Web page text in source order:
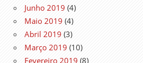
Junho 2019 (4)
Maio 2019 (4)
Abril 2019 (3)
Março 2019 (10)
Fevereiro 2019 (8)